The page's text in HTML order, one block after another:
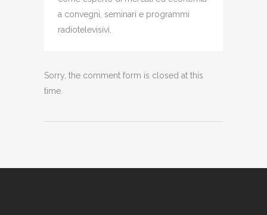
a convegni, seminari e programmi
radiotelevisivi.
Sorry, the comment form is closed at this
time.